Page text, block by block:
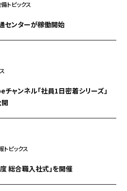
備トピックス
センターが稼働開始
ャンネル「社員1日密着シリーズ」
トピックス
総合職入社式」を開催